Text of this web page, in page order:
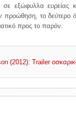
σε εξώφυλλα ευρείας
προώθηση, το δεύτερο
προς το παρόν.
(2012): Trailer